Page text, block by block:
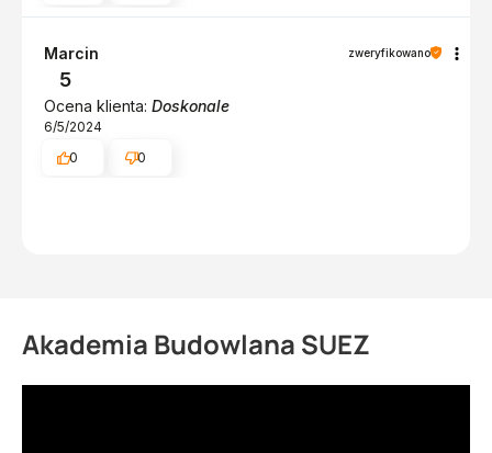
Marcin zweryfikowano
5
Ocena klienta: Doskonale
6/5/2024
0
0
Akademia Budowlana SUEZ